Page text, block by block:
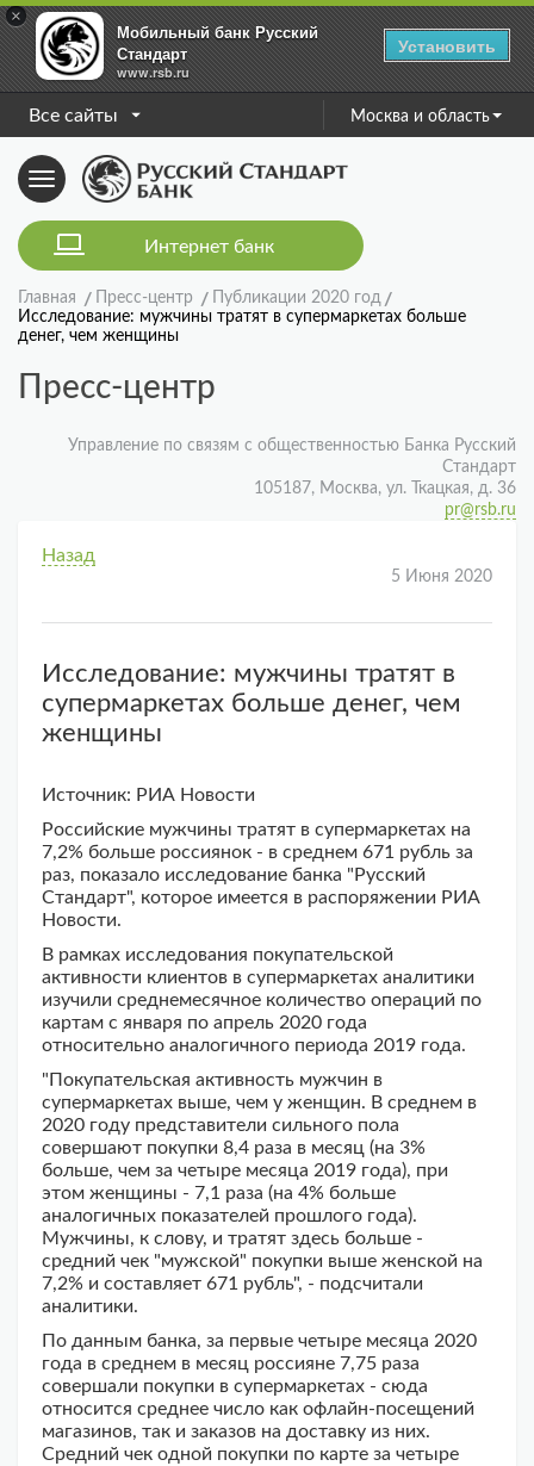
×
Мобильный банк Русский
Стандарт
www.rsb.ru
Установить
Все сайты Москва и область
Toggle
navigation
Интернет банк
Главная Пресс-центр
Публикации 2020 год
Исследование: мужчины тратят в супермаркетах больше
денег, чем женщины
Пресс-центр
Управление по связям с общественностью Банка Русский
Стандарт
105187, Москва, ул. Ткацкая, д. 36
pr@rsb.ru
Назад
5 Июня 2020
Исследование: мужчины тратят в
супермаркетах больше денег, чем
женщины
Источник: РИА Новости
Российские мужчины тратят в супермаркетах на
7,2% больше россиянок - в среднем 671 рубль за
раз, показало исследование банка "Русский
Стандарт", которое имеется в распоряжении РИА
Новости.
В рамках исследования покупательской
активности клиентов в супермаркетах аналитики
изучили среднемесячное количество операций по
картам с января по апрель 2020 года
относительно аналогичного периода 2019 года.
"Покупательская активность мужчин в
супермаркетах выше, чем у женщин. В среднем в
2020 году представители сильного пола
совершают покупки 8,4 раза в месяц (на 3%
больше, чем за четыре месяца 2019 года), при
этом женщины - 7,1 раза (на 4% больше
аналогичных показателей прошлого года).
Мужчины, к слову, и тратят здесь больше -
средний чек "мужской" покупки выше женской на
7,2% и составляет 671 рубль", - подсчитали
аналитики.
По данным банка, за первые четыре месяца 2020
года в среднем в месяц россияне 7,75 раза
совершали покупки в супермаркетах - сюда
относится среднее число как офлайн-посещений
магазинов, так и заказов на доставку из них.
Средний чек одной покупки по карте за четыре